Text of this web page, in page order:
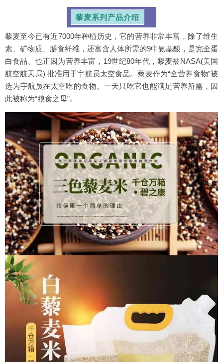
藜麦系列产品介绍
藜麦至今已有近7000年种植历史，它的营养非常丰富，除了维生
素、矿物质、膳食纤维，还富含人体所需的9中氨基酸，是完全蛋
白食品。也正因为营养丰富，19世纪80年代，藜麦被NASA(美国
航空航天局) 批准用于宇航员太空食品。藜麦作为“全营养食物”被
选为宇航员在太空吃的食物。一天只吃它也能满足营养所需，因
此被称为“粮食之母”。